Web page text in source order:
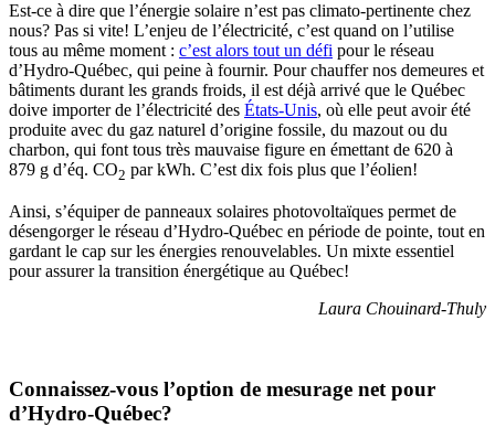
Est-ce à dire que l’énergie solaire n’est pas climato-pertinente chez
nous? Pas si vite! L’enjeu de l’électricité, c’est quand on l’utilise
tous au même moment : c’est alors tout un défi pour le réseau
d’Hydro-Québec, qui peine à fournir. Pour chauffer nos demeures et
bâtiments durant les grands froids, il est déjà arrivé que le Québec
doive importer de l’électricité des États-Unis, où elle peut avoir été
produite avec du gaz naturel d’origine fossile, du mazout ou du
charbon, qui font tous très mauvaise figure en émettant de 620 à
879 g d’éq. CO2 par kWh. C’est dix fois plus que l’éolien!
Ainsi, s’équiper de panneaux solaires photovoltaïques permet de
désengorger le réseau d’Hydro-Québec en période de pointe, tout en
gardant le cap sur les énergies renouvelables. Un mixte essentiel
pour assurer la transition énergétique au Québec!
Laura Chouinard-Thuly
Connaissez-vous l’option de mesurage net pour
d’Hydro-Québec?